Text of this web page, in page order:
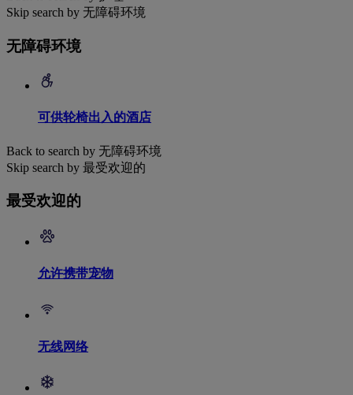
Skip search by 无障碍环境
无障碍环境
可供轮椅出入的酒店
Back to search by 无障碍环境
Skip search by 最受欢迎的
最受欢迎的
允许携带宠物
无线网络